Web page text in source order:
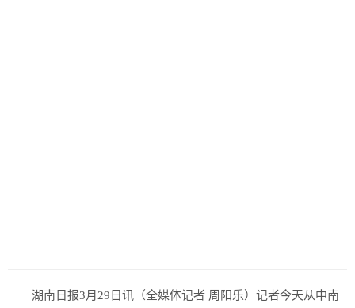
湖南日报3月29日讯（全媒体记者 周阳乐）记者今天从中南